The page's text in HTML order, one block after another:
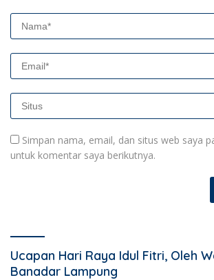
Simpan nama, email, dan situs web saya
untuk komentar saya berikutnya.
Ucapan Hari Raya Idul Fitri, Oleh
Banadar Lampung